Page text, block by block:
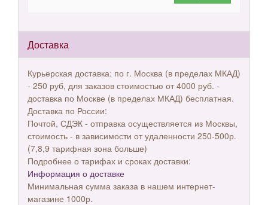
Доставка
Курьерская доставка: по г. Москва (в пределах МКАД)
- 250 руб, для заказов стоимостью от 4000 руб. -
доставка по Москве (в пределах МКАД) бесплатная.
Доставка по России:
Почтой, СДЭК - отправка осуществляется из Москвы,
стоимость - в зависимости от удаленности 250-500р.
(7,8,9 тарифная зона больше)
Подробнее о тарифах и сроках доставки:
Информация о доставке
Минимальная сумма заказа в нашем интернет-
магазине 1000р.